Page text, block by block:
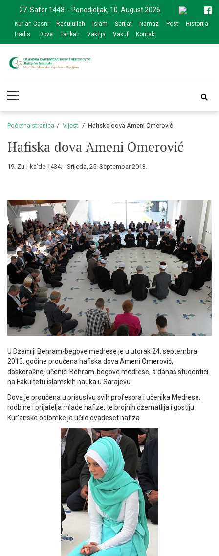
navigation
content
27. Safer 1448. - Ponedjeljak, 10. August 2026.
Kur'an Časni Resulullah Islam Šerijat Namaz Post
Historija
Hadisi
Dove Tarikati Vaktija Vakuf Kontakt
zajednice Bijeljina
Menu
Početna stranica Vijesti Hafiska dova Ameni Omerović
Hafiska dova Ameni Omerović
19. Zu-l-ka'de 1434. - Srijeda, 25. Septembar 2013.
U Džamiji Behram-begove medrese je u utorak 24. septembra
2013. godine proučena hafiska dova Ameni Omerović,
doskorašnoj učenici Behram-begove medrese, a danas studentici
na Fakultetu islamskih nauka u Sarajevu.
Dova je proučena u prisustvu svih profesora i učenika Medrese,
rodbine i prijatelja mlade hafize, te brojnih džematlija i gostiju.
Kur'anske odlomke je učilo dvadeset hafiza.